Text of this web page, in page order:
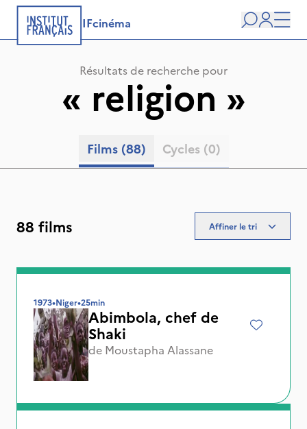
IFcinéma
user
Résultats de recherche pour
« religion »
Films (88) Cycles (0)
88 films Affiner le tri
1973•Niger•25min
Abimbola, chef de
Shaki
de Moustapha Alassane